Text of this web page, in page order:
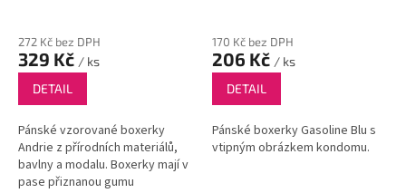
272 Kč bez DPH
329 Kč / ks
DETAIL
Pánské vzorované boxerky
Andrie z přírodních materiálů,
bavlny a modalu. Boxerky mají v
pase přiznanou gumu
170 Kč bez DPH
206 Kč / ks
DETAIL
Pánské boxerky Gasoline Blu s
vtipným obrázkem kondomu.